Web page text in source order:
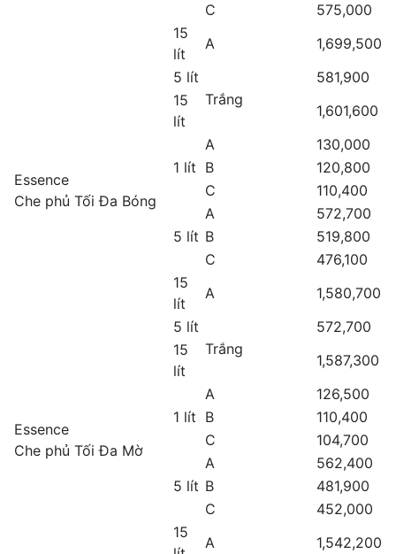
C
575,000
15
lít
A 1,699,500
Essence
Che phủ Tối Đa Bóng
5 lít
Trắng
581,900
15
lít
1,601,600
1 lít
A
130,000
B
120,800
C
110,400
5 lít
A
572,700
B
519,800
C
476,100
15
lít
A 1,580,700
Essence
Che phủ Tối Đa Mờ
5 lít
Trắng
572,700
15
lít
1,587,300
1 lít
A
126,500
B
110,400
C
104,700
5 lít
A
562,400
B
481,900
C
452,000
15
A 1,542,200